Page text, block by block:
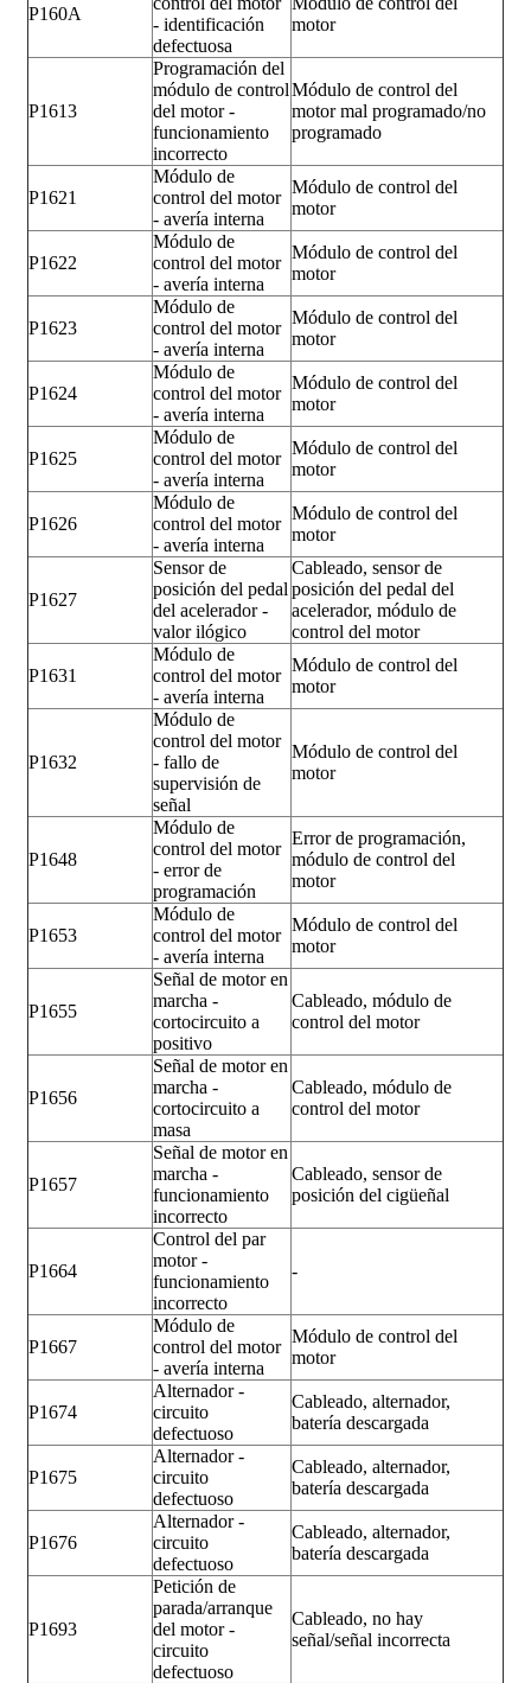
P160A
- identificación
defectuosa
motor
P1613
Programación del
módulo de control
del motor -
funcionamiento
incorrecto
Módulo de control del
motor mal programado/no
programado
P1621
Módulo de
control del motor
- avería interna
Módulo de control del
motor
P1622
Módulo de
control del motor
- avería interna
Módulo de control del
motor
P1623
Módulo de
control del motor
- avería interna
Módulo de control del
motor
P1624
Módulo de
control del motor
- avería interna
Módulo de control del
motor
P1625
Módulo de
control del motor
- avería interna
Módulo de control del
motor
P1626
Módulo de
control del motor
- avería interna
Módulo de control del
motor
P1627
Sensor de
posición del pedal
del acelerador -
valor ilógico
Cableado, sensor de
posición del pedal del
acelerador, módulo de
control del motor
P1631
Módulo de
control del motor
- avería interna
Módulo de control del
motor
P1632
Módulo de
control del motor
- fallo de
supervisión de
señal
Módulo de control del
motor
P1648
Módulo de
control del motor
- error de
programación
Error de programación,
módulo de control del
motor
P1653
Módulo de
control del motor
- avería interna
Módulo de control del
motor
P1655
Señal de motor en
marcha -
cortocircuito a
positivo
Cableado, módulo de
control del motor
P1656
Señal de motor en
marcha -
cortocircuito a
masa
Cableado, módulo de
control del motor
P1657
Señal de motor en
marcha -
funcionamiento
incorrecto
Cableado, sensor de
posición del cigüeñal
P1664
Control del par
motor -
funcionamiento
incorrecto
-
P1667
Módulo de
control del motor
- avería interna
Módulo de control del
motor
P1674
Alternador -
circuito
defectuoso
Cableado, alternador,
batería descargada
P1675
Alternador -
circuito
defectuoso
Cableado, alternador,
batería descargada
P1676
Alternador -
circuito
defectuoso
Cableado, alternador,
batería descargada
P1693
Petición de
parada/arranque
del motor -
circuito
defectuoso
Cableado, no hay
señal/señal incorrecta